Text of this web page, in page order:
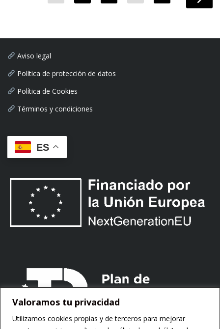
Valoramos tu privacidad
Utilizamos cookies propias y de terceros para mejorar
Aviso legal
Política de protección de datos
Política de Cookies
Términos y condiciones
ES